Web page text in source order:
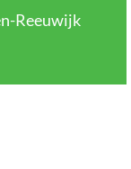
Reeuwijk